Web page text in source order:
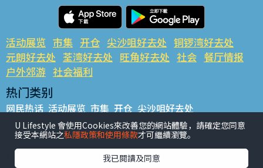
活动展览 市集 开仓 尖沙咀好去处 铜锣湾好去处
元朗好去处 荃湾好去处 旺角好去处 社会 餐厅情报
户外郊游 社会福利
热门类别
网民热话 活动展览 市集 开仓 尖沙咀好去处
铜锣湾好去处 元朗好去处 荃湾好去处 旺角好去处 社会
餐厅情报 户外郊游
热门标签
U Lifestyle 會使用Cookies來改善您的網站體驗，請確定您同意
接受本網站之私隱政策和使用條款才可繼續瀏覽。
我已閱讀及同意